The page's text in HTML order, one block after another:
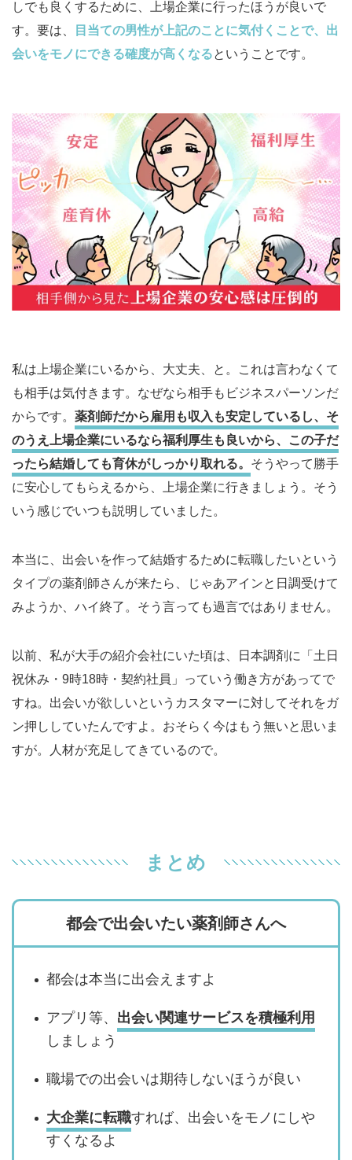
しでも良くするために、上場企業に行ったほうが良いで
す。要は、
目当ての男性が上記のことに気付くことで、出
会いをモノにできる確度が高くなるということです。
私は上場企業にいるから、大丈夫、と。これは言わなくて
も相手は気付きます。なぜなら相手もビジネスパーソンだ
からです。 薬剤師だから雇用も収入も安定しているし、そ
のうえ上場企業にいるなら福利厚生も良いから、この子だ
ったら結婚しても育休がしっかり取れる。 そうやって勝手
に安心してもらえるから、上場企業に行きましょう。そう
いう感じでいつも説明していました。
本当に、出会いを作って結婚するために転職したいという
タイプの薬剤師さんが来たら、じゃあアインと日調受けて
みようか、ハイ終了。そう言っても過言ではありません。
以前、私が大手の紹介会社にいた頃は、日本調剤に「土日
祝休み・9時18時・契約社員」っていう働き方があってで
すね。出会いが欲しいというカスタマーに対してそれをガ
ン押ししていたんですよ。おそらく今はもう無いと思いま
すが。人材が充足してきているので。
まとめ
都会で出会いたい薬剤師さんへ
都会は本当に出会えますよ
アプリ等、 出会い関連サービスを積極利用
しましょう
職場での出会いは期待しないほうが良い
大企業に転職すれば、出会いをモノにしや
すくなるよ